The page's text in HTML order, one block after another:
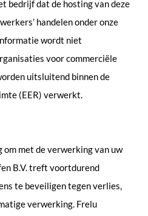
bedrijf dat de hosting van deze
handelen onder onze
wordt niet
voor commerciële
uitsluitend binnen de
(EER) verwerkt.
met de verwerking van uw
B.V. treft voortdurend
te beveiligen tegen verlies,
verwerking. Frelu